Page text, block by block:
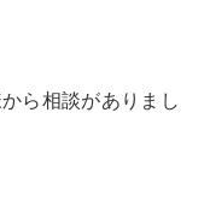
ら相談がありまし